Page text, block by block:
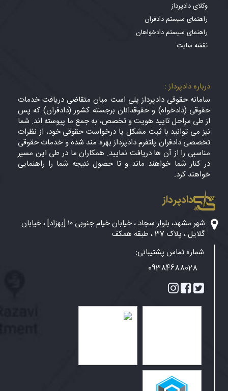
وکلای دادپرداز
راهنمای سیستم دادفران
راهنمای سیستم دادخواهان
نقشه سایت
درباره دادپرداز :
سامانه حقوقی دادپرداز پلی است میان متقاضی دریافت خدمات
حقوقی (دادخواه) و حقوقدانان برجسته کشور (دادفران) که پس
از طی مراحل تایید هویت و تخصص، به جمع ما پیوسته اند. شما
نیز می توانید با ثبت مشکل یا درخواست حقوقی خود، از نظرات
تخصصی دادفران پلتفرم دادپرداز بهره مند شده و خدمات حقوقی
مناسبی را از آن ها دریافت نمایید. همکاران ما در طی این مسیر
در کنار شما خواهند ماند و تا حصول نتیجه شما را راهنمایی
خواهند کرد.
دادپرداز
شهر مشهد، بلوار سجاد ، خیابان خیام جنوبی ۱۰ [بهزاد] ، خیابان
گلایل ، پلاک 37 ، طبقه همکف
شماره تماس پشتیبانی:
09384688028